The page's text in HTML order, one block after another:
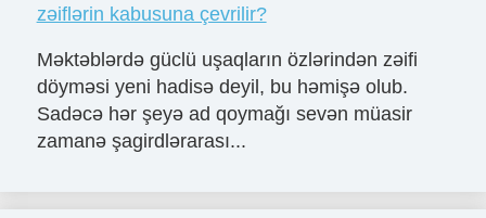
zəiflərin kabusuna çevrilir?
Məktəblərdə güclü uşaqların özlərindən zəifi
döyməsi yeni hadisə deyil, bu həmişə olub.
Sadəcə hər şeyə ad qoymağı sevən müasir
zamanə şagirdlərarası...